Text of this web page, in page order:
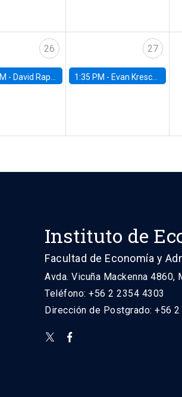
26
- David Rappoport, FED Board
27
1:35 PM - Evan Kresch, Oberlin College
Instituto de
Facultad de Economía y
Avda. Vicuña Mackenna 4860,
Teléfono: +56 2 2354 4303
Dirección de Postgrado: +56